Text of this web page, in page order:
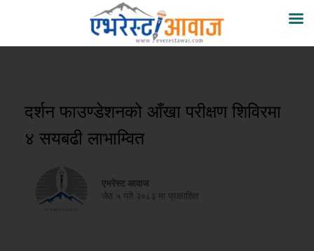
दर्शन फाउण्डेशनको आँखा परीक्षण शिविरमा
४ सयबढी लाभाम्वित
एभरेस्ट आवाज
जेठ ५ गते २०८३ मा प्रकाशित